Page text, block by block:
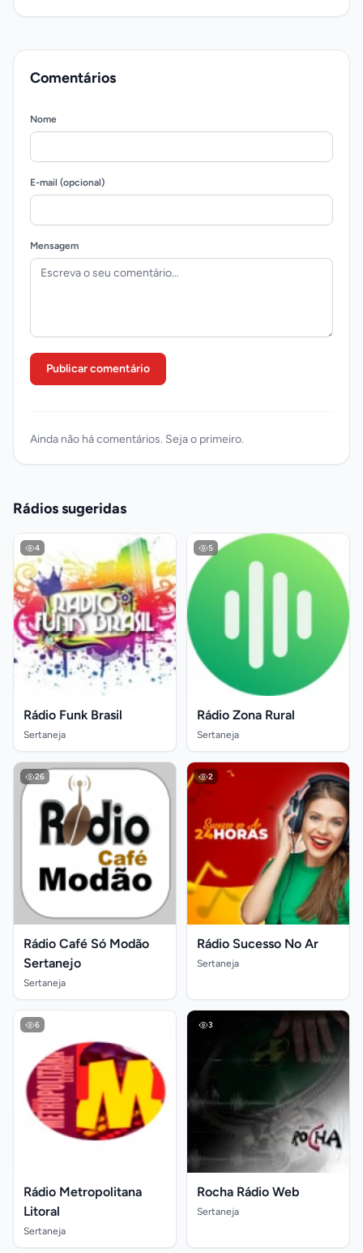
Comentários
Nome
E-mail (opcional)
Mensagem
Publicar comentário
Ainda não há comentários. Seja o primeiro.
Rádios sugeridas
4
Rádio Funk Brasil
Sertaneja
5
Rádio Zona Rural
Sertaneja
26
Rádio Café Só Modão
Sertanejo
Sertaneja
2
Rádio Sucesso No Ar
Sertaneja
6
Rádio Metropolitana
Litoral
Sertaneja
3
Rocha Rádio Web
Sertaneja